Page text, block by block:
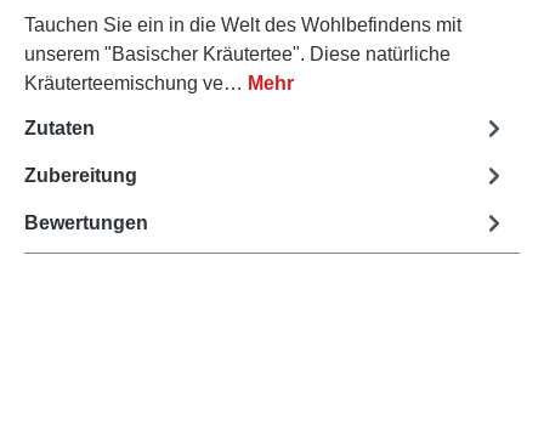
Tauchen Sie ein in die Welt des Wohlbefindens mit
unserem "Basischer Kräutertee". Diese natürliche
Kräuterteemischung ve… Mehr
Zutaten
Zubereitung
Bewertungen